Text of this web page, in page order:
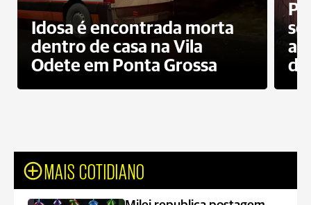
Idosa é encontrada morta
dentro de casa na Vila
Odete em Ponta Grossa
do
MAIS COTIDIANO